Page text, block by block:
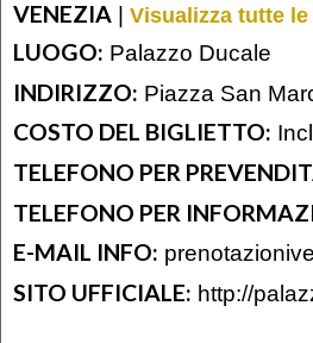
VENEZIA | Visualizza tutte
LUOGO: Palazzo Ducale
INDIRIZZO: Piazza San
COSTO DEL BIGLIETTO:
TELEFONO PER
TELEFONO PER
E-MAIL INFO:
SITO UFFICIALE: http://